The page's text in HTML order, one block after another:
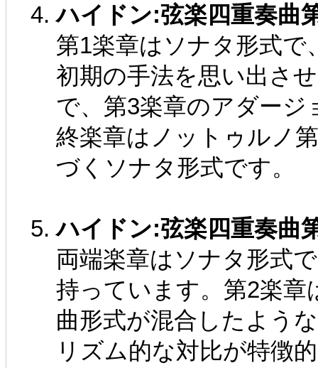
ハイドン:弦楽四重奏曲
第1楽章はソナタ形式で
初期の手法を思い出さ
で、第3楽章のアダー
終楽章はノットゥルノ
づくソナタ形式です。
ハイドン:弦楽四重奏曲
両端楽章はソナタ形式
持っています。第2楽章
曲形式が混合したよう
リズム的な対比が特徴